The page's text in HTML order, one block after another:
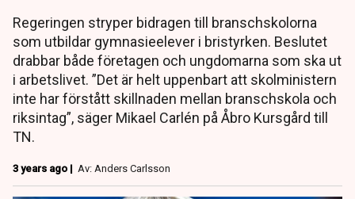
Regeringen stryper bidragen till branschskolorna
som utbildar gymnasieelever i bristyrken. Beslutet
drabbar både företagen och ungdomarna som ska ut
i arbetslivet. ”Det är helt uppenbart att skolministern
inte har förstått skillnaden mellan branschskola och
riksintag”, säger Mikael Carlén på Åbro Kursgård till
TN.
3 years ago | Av: Anders Carlsson